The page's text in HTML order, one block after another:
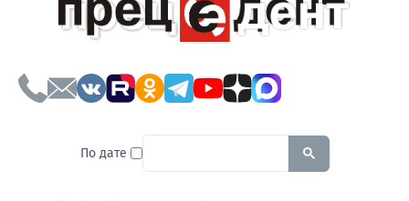
По дате To search this site, enter a